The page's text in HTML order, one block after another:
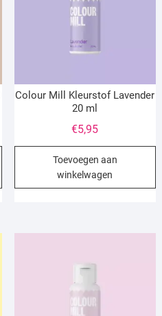
Colour Mill Kleurstof Lavender
20 ml
€5,95
Toevoegen aan
winkelwagen